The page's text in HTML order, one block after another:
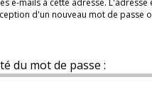
e-mails à cette adresse. L'adresse
d'un nouveau mot de passe
du mot de passe :